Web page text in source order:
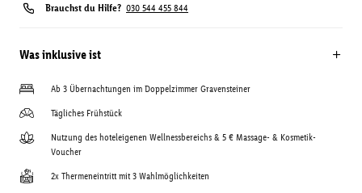
Brauchst du Hilfe? 030 544 455 844
Was inklusive ist
Ab 3 Übernachtungen im Doppelzimmer Gravensteiner
Tägliches Frühstück
Nutzung des hoteleigenen Wellnessbereichs & 5 € Massage- & Kosmetik-
Voucher
2x Thermeneintritt mit 3 Wahlmöglichkeiten